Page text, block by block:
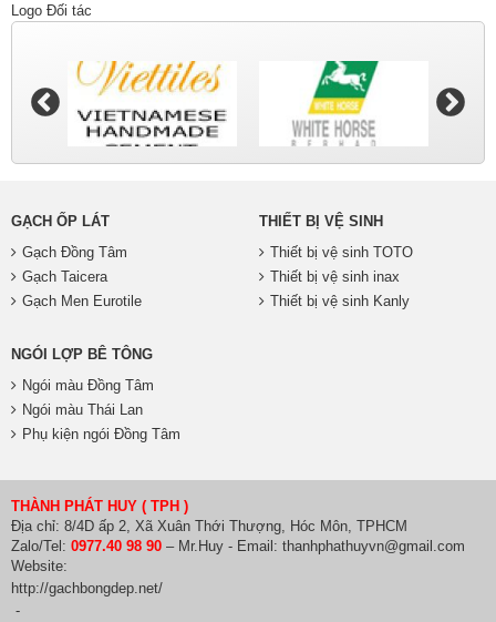
Logo Đối tác
GẠCH ỐP LÁT
Gạch Đồng Tâm
Gạch Taicera
Gạch Men Eurotile
THIẾT BỊ VỆ SINH
Thiết bị vệ sinh TOTO
Thiết bị vệ sinh inax
Thiết bị vệ sinh Kanly
NGÓI LỢP BÊ TÔNG
Ngói màu Đồng Tâm
Ngói màu Thái Lan
Phụ kiện ngói Đồng Tâm
THÀNH PHÁT HUY ( TPH )
Địa chỉ: 8/4D ấp 2, Xã Xuân Thới Thượng, Hóc Môn, TPHCM
Zalo/Tel: 0977.40 98 90 – Mr.Huy - Email: thanhphathuyvn@gmail.com
Website:
http://gachbongdep.net/
-